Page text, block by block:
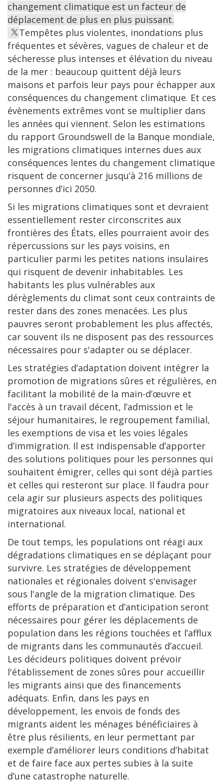
changement climatique est un facteur de
déplacement de plus en plus puissant.
Tempêtes plus violentes, inondations plus
fréquentes et sévères, vagues de chaleur et de
sécheresse plus intenses et élévation du niveau
de la mer : beaucoup quittent déjà leurs
maisons et parfois leur pays pour échapper aux
conséquences du changement climatique. Et ces
évènements extrêmes vont se multiplier dans
les années qui viennent. Selon les estimations
du rapport Groundswell de la Banque mondiale,
les migrations climatiques internes dues aux
conséquences lentes du changement climatique
risquent de concerner jusqu’à 216 millions de
personnes d’ici 2050.
Si les migrations climatiques sont et devraient
essentiellement rester circonscrites aux
frontières des États, elles pourraient avoir des
répercussions sur les pays voisins, en
particulier parmi les petites nations insulaires
qui risquent de devenir inhabitables. Les
habitants les plus vulnérables aux
dérèglements du climat sont ceux contraints de
rester dans des zones menacées. Les plus
pauvres seront probablement les plus affectés,
car souvent ils ne disposent pas des ressources
nécessaires pour s'adapter ou se déplacer.
Les stratégies d’adaptation doivent intégrer la
promotion de migrations sûres et régulières, en
facilitant la mobilité de la main-d’œuvre et
l'accès à un travail décent, l’admission et le
séjour humanitaires, le regroupement familial,
les exemptions de visa et les voies légales
d’immigration. Il est indispensable d’apporter
des solutions politiques pour les personnes qui
souhaitent émigrer, celles qui sont déjà parties
et celles qui resteront sur place. Il faudra pour
cela agir sur plusieurs aspects des politiques
migratoires aux niveaux local, national et
international.
De tout temps, les populations ont réagi aux
dégradations climatiques en se déplaçant pour
survivre. Les stratégies de développement
nationales et régionales doivent s'envisager
sous l'angle de la migration climatique. Des
efforts de préparation et d’anticipation seront
nécessaires pour gérer les déplacements de
population dans les régions touchées et l’afflux
de migrants dans les communautés d’accueil.
Les décideurs politiques doivent prévoir
l'établissement de zones sûres pour accueillir
les migrants ainsi que des financements
adéquats. Enfin, dans les pays en
développement, les envois de fonds des
migrants aident les ménages bénéficiaires à
être plus résilients, en leur permettant par
exemple d’améliorer leurs conditions d’habitat
et de faire face aux pertes subies à la suite
d’une catastrophe naturelle.